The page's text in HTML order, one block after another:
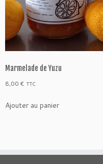
Marmelade de Yuzu
8,00 € TTC
Ajouter au panier